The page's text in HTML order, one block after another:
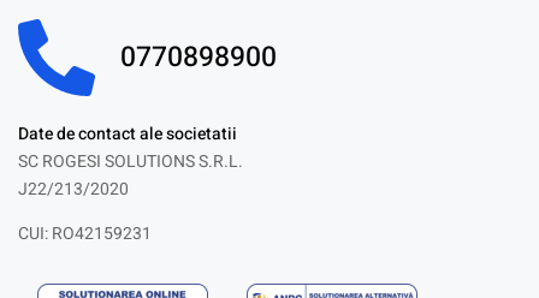
0770898900
Date de contact ale societatii
SC ROGESI SOLUTIONS S.R.L.
J22/213/2020
CUI: RO42159231